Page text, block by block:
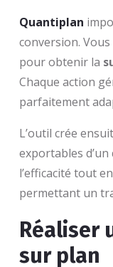
Quantiplan
conversion.
pour obtenir la
Chaque action
parfaitement
L’outil crée
exportables d’un
l’efficacité tout
permettant un
Réaliser
sur plan